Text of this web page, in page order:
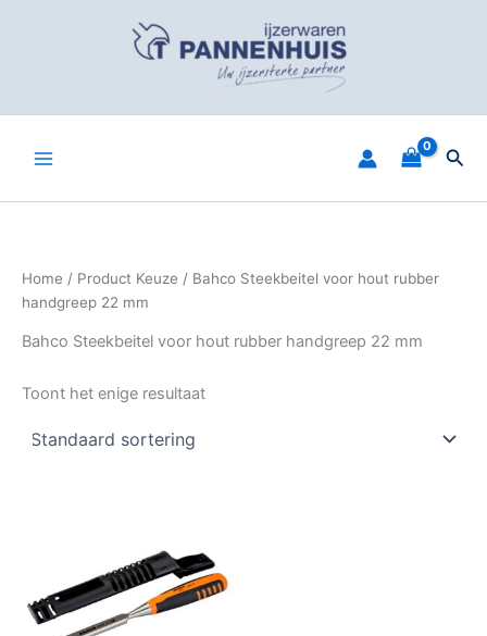
Home / Product Keuze / Bahco Steekbeitel voor hout rubber
handgreep 22 mm
Bahco Steekbeitel voor hout rubber handgreep 22 mm
Toont het enige resultaat
€ 27,93
heeft
meerdere